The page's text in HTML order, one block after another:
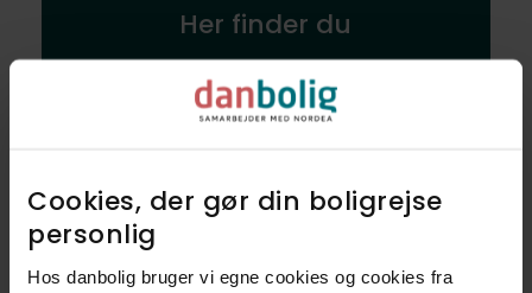
Cookies, der gør din boligrejse
personlig​
Hos danbolig bruger vi egne cookies og cookies fra
Her finder du
Forsamlingshuse
Byggestil - Hvornår er